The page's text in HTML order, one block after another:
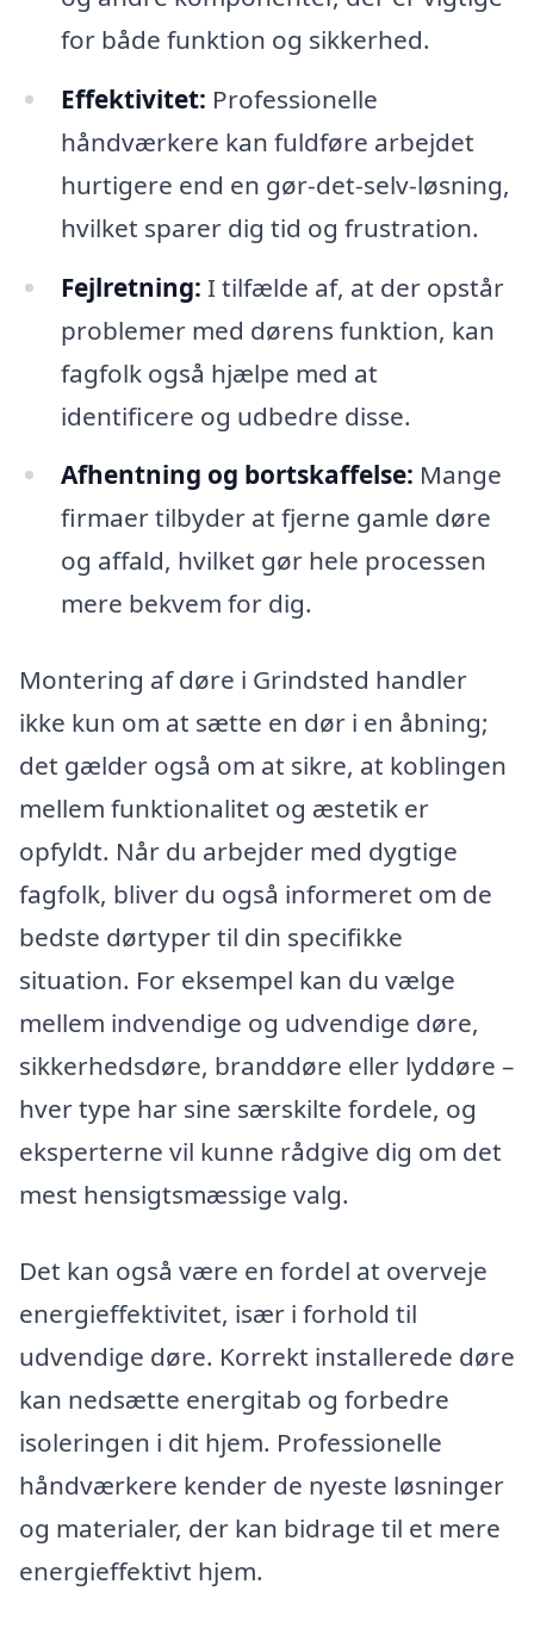
for både funktion og sikkerhed.
Effektivitet: Professionelle
håndværkere kan fuldføre arbejdet
hurtigere end en gør-det-selv-løsning,
hvilket sparer dig tid og frustration.
Fejlretning: I tilfælde af, at der opstår
problemer med dørens funktion, kan
fagfolk også hjælpe med at
identificere og udbedre disse.
Afhentning og bortskaffelse: Mange
firmaer tilbyder at fjerne gamle døre
og affald, hvilket gør hele processen
mere bekvem for dig.
Montering af døre i Grindsted handler
ikke kun om at sætte en dør i en åbning;
det gælder også om at sikre, at koblingen
mellem funktionalitet og æstetik er
opfyldt. Når du arbejder med dygtige
fagfolk, bliver du også informeret om de
bedste dørtyper til din specifikke
situation. For eksempel kan du vælge
mellem indvendige og udvendige døre,
sikkerhedsdøre, branddøre eller lyddøre –
hver type har sine særskilte fordele, og
eksperterne vil kunne rådgive dig om det
mest hensigtsmæssige valg.
Det kan også være en fordel at overveje
energieffektivitet, især i forhold til
udvendige døre. Korrekt installerede døre
kan nedsætte energitab og forbedre
isoleringen i dit hjem. Professionelle
håndværkere kender de nyeste løsninger
og materialer, der kan bidrage til et mere
energieffektivt hjem.